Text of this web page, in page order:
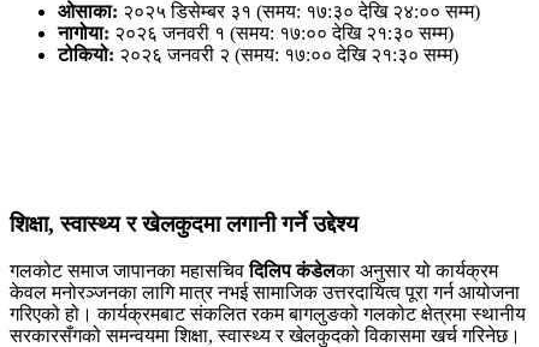
ओसाका: २०२५ डिसेम्बर ३१ (समय: १७:३० देखि २४:०० सम्म)
नागोया: २०२६ जनवरी १ (समय: १७:०० देखि २१:३० सम्म)
टोकियो: २०२६ जनवरी २ (समय: १७:०० देखि २१:३० सम्म)
शिक्षा, स्वास्थ्य र खेलकुदमा लगानी गर्ने उद्देश्य
गलकोट समाज जापानका महासचिवदिलिप कंडेलका अनुसार यो कार्यक्रम
केवल मनोरञ्जनका लागि मात्र नभई सामाजिक उत्तरदायित्व पूरा गर्न आयोजना
गरिएको हो। कार्यक्रमबाट संकलित रकम बागलुङको गलकोट क्षेत्रमा स्थानीय
सरकारसँगको समन्वयमा शिक्षा, स्वास्थ्य र खेलकुदको विकासमा खर्च गरिनेछ।